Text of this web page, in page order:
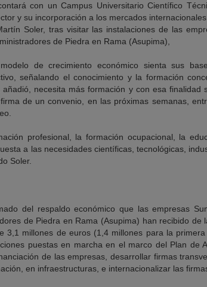
con un Campus Universitario Científico
y su incorporación a los mercados
Soler, tras visitar las instalaciones de las
de Piedra en Rama (Asupima),
de crecimiento económico sienta sus
señalando el conocimiento y la formación
necesita más formación y con esa finalidad
de un convenio, en las próximas semanas,
profesional, la formación ocupacional, la
a las necesidades científicas, tecnológicas,
Soler.
del respaldo económico que las empresas
de Piedra en Rama (Asupima) han recibido de
3,1 millones de euros (1,4 millones para la
puestas en marcha en el marco del Plan de
de las empresas, desarrollar firmas
en infraestructuras, e internacionalizar las